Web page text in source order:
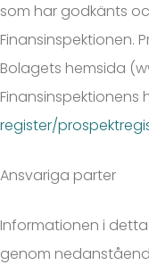
som har godkänts
Finansinspektionen.
Bolagets hemsida
Finansinspektionens
register/
Ansvariga parter
Informationen i
genom